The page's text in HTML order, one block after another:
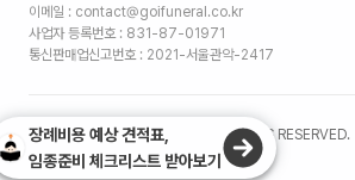
이메일 : contact@goifuneral.co.kr
사업자 등록번호 : 831-87-01971
통신판매업신고번호 : 2021-서울관악-2417
©2026. (주)고이장례연구소 ALL RIGHTS RESERVED.
장례비용 예상 견적표,
임종준비 체크리스트 받아보기